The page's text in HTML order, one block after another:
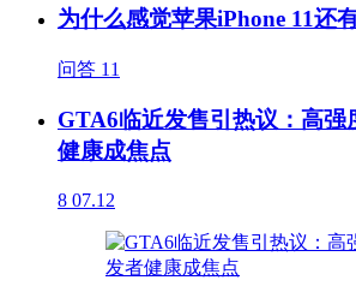
为什么感觉苹果iPhone 11还
问答 11
GTA6临近发售引热议：高强
健康成焦点
8 07.12